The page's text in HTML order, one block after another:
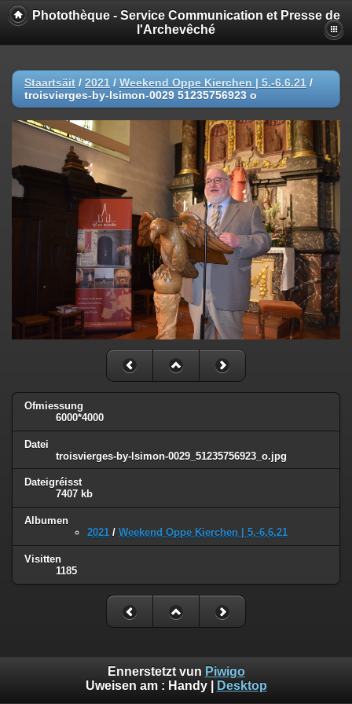
Photothèque - Service Communication et Presse de
l'Archevêché
Staartsäit / 2021 / Weekend Oppe Kierchen | 5.-6.6.21 /
troisvierges-by-lsimon-0029 51235756923 o
Ofmiessung
6000*4000
Datei
troisvierges-by-lsimon-0029_51235756923_o.jpg
Dateigréisst
7407 kb
Albumen
2021 / Weekend Oppe Kierchen | 5.-6.6.21
Visitten
1185
Ennerstetzt vun Piwigo
Uweisen am : Handy| Desktop